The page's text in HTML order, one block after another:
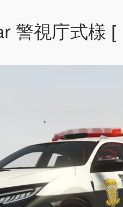
警視庁式樣